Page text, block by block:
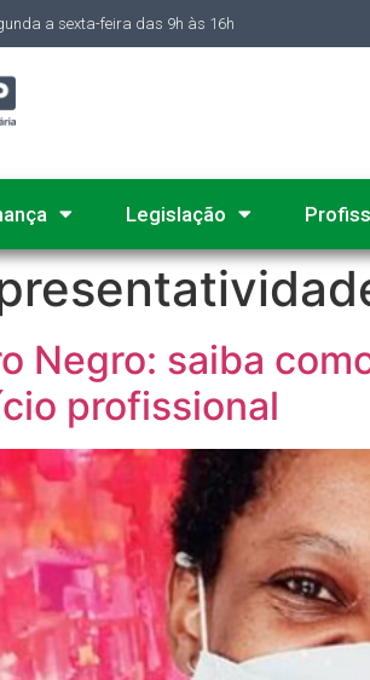
a sexta-feira das 9h às 16h
Legislação
Negro: saiba
profissional